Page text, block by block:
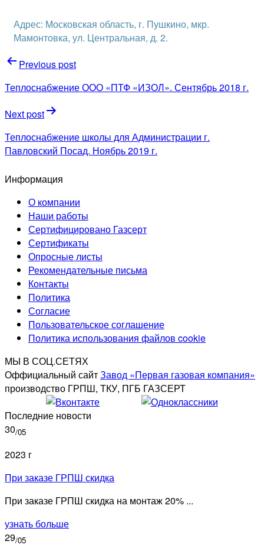
Адрес: Московская область, г. Пушкино, мкр.
Мамонтовка, ул. Центральная, д. 2.
Навигация
по
записям
Previous post
Теплоснабжение ООО «ПТФ «ИЗОЛ». Сентябрь 2018 г.
Next post
Теплоснабжение школы для Администрации г.
Павловский Посад. Ноябрь 2019 г.
Информация
О компании
Наши работы
Сертифицировано Газсерт
Сертификаты
Опросные листы
Рекомендательные письма
Контакты
Политика
Согласие
Пользовательское соглашение
Политика использования файлов cookie
МЫ В СОЦ.СЕТЯХ
Оффициальный сайтЗавод «Первая газовая компания»
производство ГРПШ, ТКУ, ПГБ ГАЗСЕРТ
Последние новости
30/05
2023 г
При заказе ГРПШ скидка
При заказе ГРПШ скидка на монтаж 20% ...
узнать больше
29/05